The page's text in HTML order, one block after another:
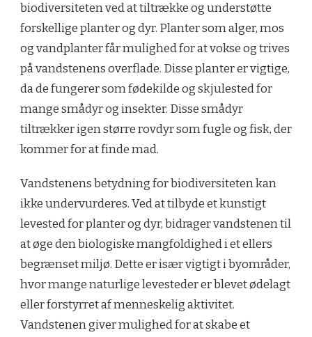
biodiversiteten ved at tiltrække og understøtte
forskellige planter og dyr. Planter som alger, mos
og vandplanter får mulighed for at vokse og trives
på vandstenens overflade. Disse planter er vigtige,
da de fungerer som fødekilde og skjulested for
mange smådyr og insekter. Disse smådyr
tiltrækker igen større rovdyr som fugle og fisk, der
kommer for at finde mad.
Vandstenens betydning for biodiversiteten kan
ikke undervurderes. Ved at tilbyde et kunstigt
levested for planter og dyr, bidrager vandstenen til
at øge den biologiske mangfoldighed i et ellers
begrænset miljø. Dette er især vigtigt i byområder,
hvor mange naturlige levesteder er blevet ødelagt
eller forstyrret af menneskelig aktivitet.
Vandstenen giver mulighed for at skabe et